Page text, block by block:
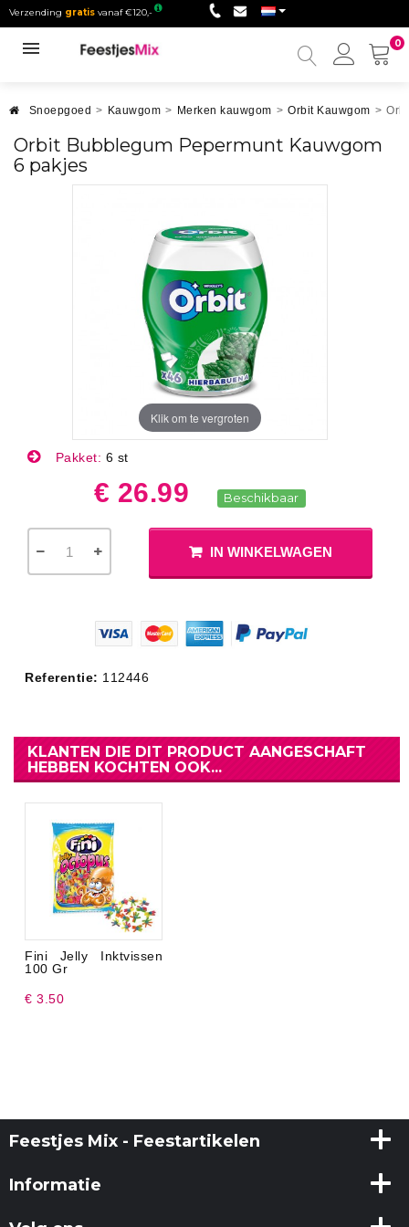
Verzending gratis vanaf €120,-
0
Mijn
Snoepgoed > Kauwgom > Merken kauwgom > Orbit Kauwgom >
Orbit Bubblegum Pepermunt Kauwgom
6 pakjes
Klik om te vergroten
Pakket: 6 st
€ 26.99 Beschikbaar
IN WINKELWAGEN
Referentie: 112446
KLANTEN DIE DIT PRODUCT AANGESCHAFT
HEBBEN KOCHTEN OOK...
Fini Jelly Inktvissen
100 Gr
€ 3.50
Feestjes Mix - Feestartikelen
Informatie